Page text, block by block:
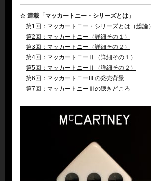
☆ 連載「マッカートニー・シリーズとは」
第1回：マッカートニー・シリーズとは（総論）
第2回：マッカートニー（詳細その１）
第3回：マッカートニー（詳細その２）
第4回：マッカートニーⅡ（詳細その１）
第5回：マッカートニーⅡ（詳細その２）
第6回：マッカートニーIII の発売背景
第7回：マッカートニーⅢの聴きどころ